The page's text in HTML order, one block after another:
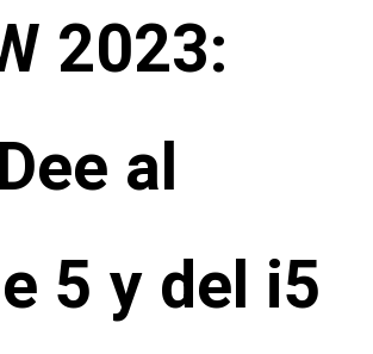
2023:
al
5 y del i5